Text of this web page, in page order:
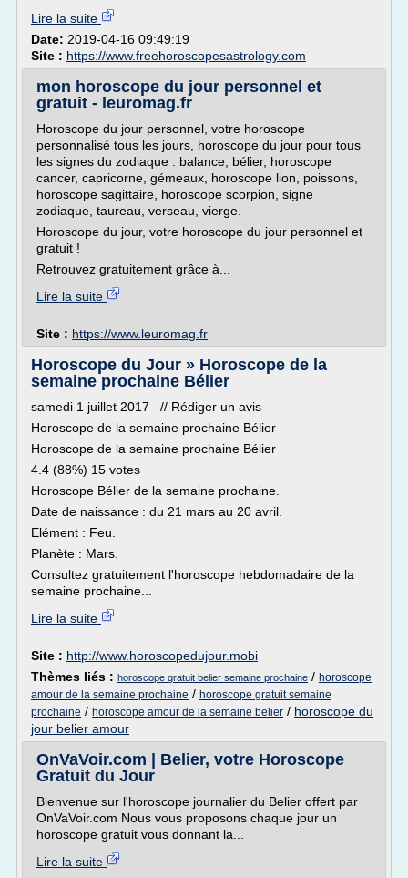
Lire la suite
Date: 2019-04-16 09:49:19
Site : https://www.freehoroscopesastrology.com
mon horoscope du jour personnel et
gratuit - leuromag.fr
Horoscope du jour personnel, votre horoscope
personnalisé tous les jours, horoscope du jour pour tous
les signes du zodiaque : balance, bélier, horoscope
cancer, capricorne, gémeaux, horoscope lion, poissons,
horoscope sagittaire, horoscope scorpion, signe
zodiaque, taureau, verseau, vierge.
Horoscope du jour, votre horoscope du jour personnel et
gratuit !
Retrouvez gratuitement grâce à...
Lire la suite
Site : https://www.leuromag.fr
Horoscope du Jour » Horoscope de la
semaine prochaine Bélier
samedi 1 juillet 2017 // Rédiger un avis
Horoscope de la semaine prochaine Bélier
Horoscope de la semaine prochaine Bélier
4.4 (88%) 15 votes
Horoscope Bélier de la semaine prochaine.
Date de naissance : du 21 mars au 20 avril.
Elément : Feu.
Planète : Mars.
Consultez gratuitement l'horoscope hebdomadaire de la
semaine prochaine...
Lire la suite
Site : http://www.horoscopedujour.mobi
Thèmes liés : horoscope gratuit belier semaine prochaine / horoscope
amour de la semaine prochaine / horoscope gratuit semaine
prochaine / horoscope amour de la semaine belier / horoscope du
jour belier amour
OnVaVoir.com | Belier, votre Horoscope
Gratuit du Jour
Bienvenue sur l'horoscope journalier du Belier offert par
OnVaVoir.com Nous vous proposons chaque jour un
horoscope gratuit vous donnant la...
Lire la suite